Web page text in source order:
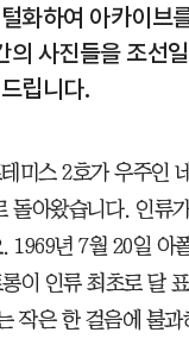
화하여 아카이브
의 사진들을 조선
립니다.
미스 2호가 우주인
돌아왔습니다. 인류
1969년 7월 20일 아
이 인류 최초로 달
작은 한 걸음에 불과